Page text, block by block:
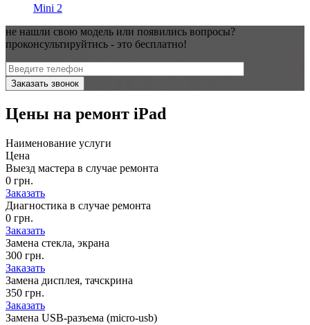
Mini 2
не нашли свою модель или появились вопросы?
проконсультируйтись - это бесплатно!
Цены на ремонт iPad
Наименование услуги
Цена
Выезд мастера в случае ремонта
0 грн.
Заказать
Диагностика в случае ремонта
0 грн.
Заказать
Замена стекла, экрана
300 грн.
Заказать
Замена дисплея, тачскрина
350 грн.
Заказать
Замена USB-разъема (micro-usb)